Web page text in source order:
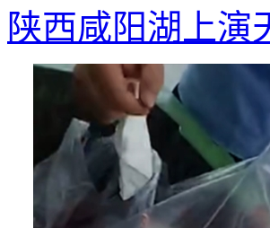
陕西咸阳湖上演